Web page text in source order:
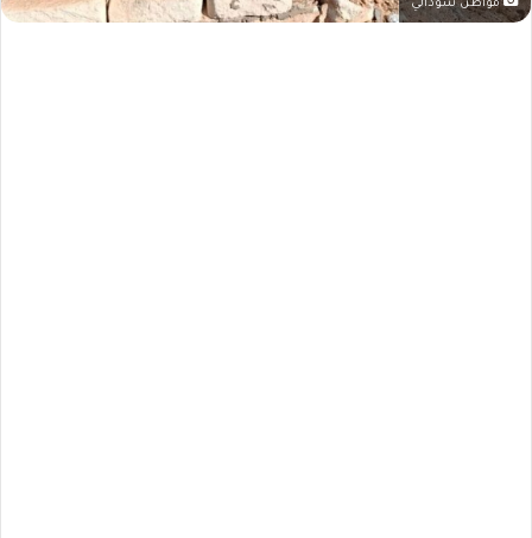
مواطن سوداني